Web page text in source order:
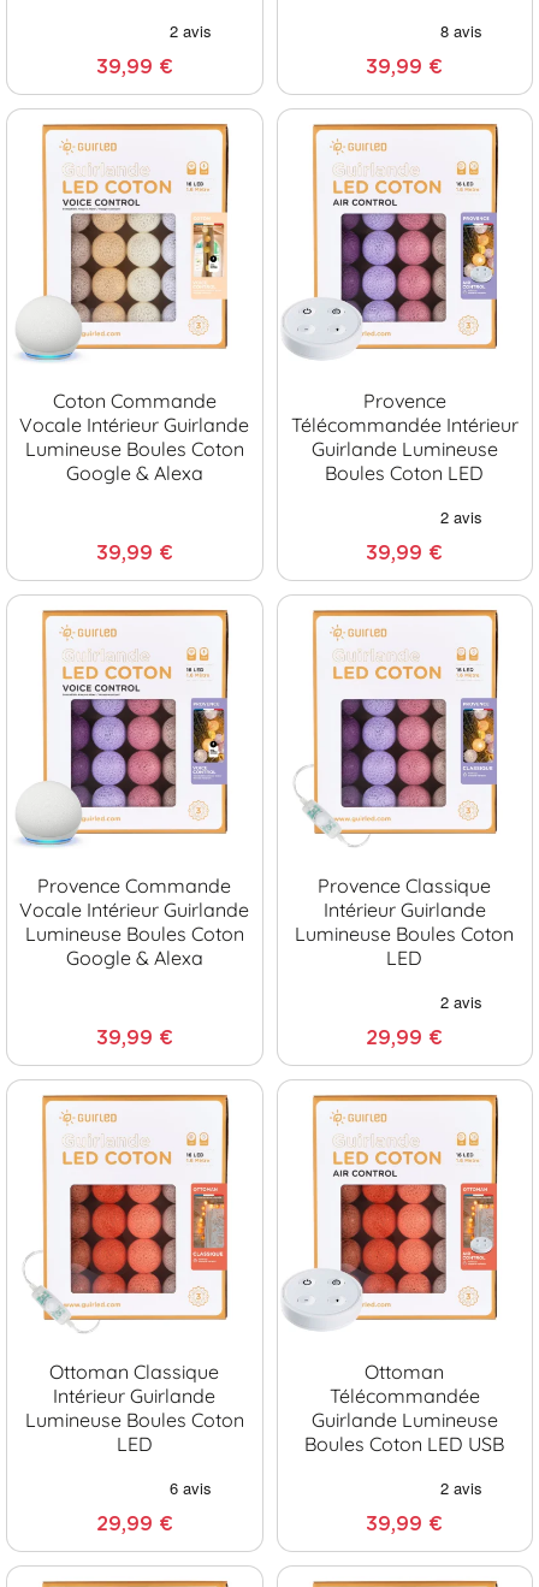
39,99 € 39,99 €
Coton Commande
Vocale Intérieur Guirlande
Lumineuse Boules Coton
Google & Alexa
39,99 €
Provence
Télécommandée Intérieur
Guirlande Lumineuse
Boules Coton LED
39,99 €
Provence Commande
Vocale Intérieur Guirlande
Lumineuse Boules Coton
Google & Alexa
39,99 €
Provence Classique
Intérieur Guirlande
Lumineuse Boules Coton
LED
29,99 €
Ottoman Classique
Intérieur Guirlande
Lumineuse Boules Coton
LED
29,99 €
Ottoman
Télécommandée
Guirlande Lumineuse
Boules Coton LED USB
39,99 €